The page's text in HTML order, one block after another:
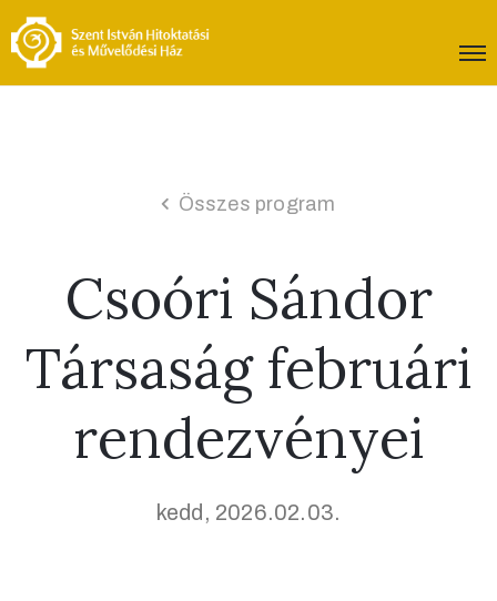
Összes program
Csoóri Sándor
Társaság februári
rendezvényei
kedd, 2026.02.03.